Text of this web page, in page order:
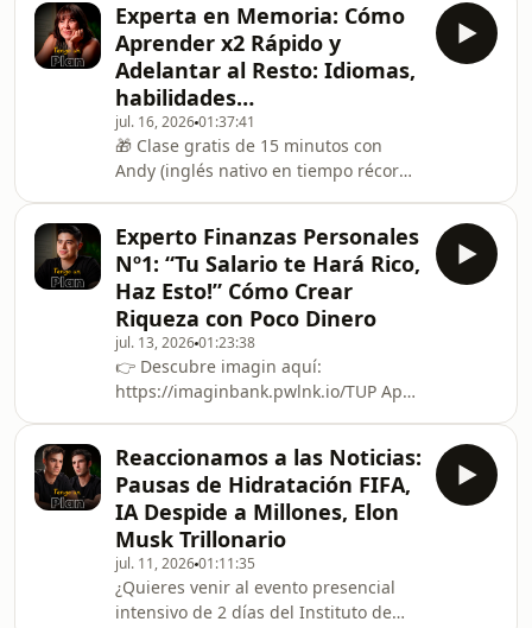
vitaminas y ginseng) te ayudan a
mantener la vitalidad en tu día a día
para seguir dándolo todo.
#AquariusExtra #sigueadelante 💼
Trabaja 1 a 1 con Montse y Consigue
la mejor Financiación aquí:
https://bit.ly/4ya4f0l👉🏼 Descarga
gratis la guía de hipotecas con el
resume
Experta en Memoria: Cómo
Aprender x2 Rápido y
Adelantar al Resto: Idiomas,
habilidades…
jul. 16, 202601:37:41
🎁 Clase gratis de 15 minutos con
Andy (inglés nativo en tiempo récord):
ÚTILES:Instagram:
https://www.instagram.com/conquerlanguages/?
hl=esCanal Youtube:
https://www.youtube.com/
⁠https://www.conquerlanguages.com/conquer-
english📝 Descarga la guía paso a
paso para crear Mapas Mentales
increíbles: https://bit.ly/4bz6PmF📢
¿Qu
Experto Finanzas Personales
Nº1: “Tu Salario te Hará Rico,
Haz Esto!” Cómo Crear
Riqueza con Poco Dinero
jul. 13, 202601:23:38
👉 Descubre imagin aquí:
https://imaginbank.pwlnk.io/TUP Aprende
desde una sola app.Además, si te das
de alta con el código TUP50, podrás
acceder a la promoción para nuevos
usuarios.¿Quieres el Excel que
usamos para trackear ingresos y
gastos? Envíanos la palabra "Andrés"
por mensaje directo a nuestro
Reaccionamos a las Noticias:
Pausas de Hidratación FIFA,
IA Despide a Millones, Elon
Musk Trillonario
jul. 11, 202601:11:35
¿Quieres venir al evento presencial
intensivo de 2 días del Instituto de